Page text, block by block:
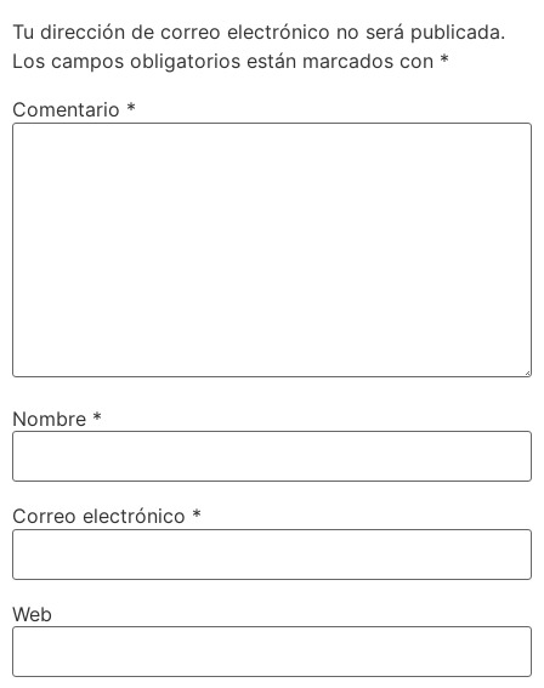
Tu dirección de correo electrónico no será publicada.
Los campos obligatorios están marcados con *
Comentario *
Nombre *
Correo electrónico *
Web